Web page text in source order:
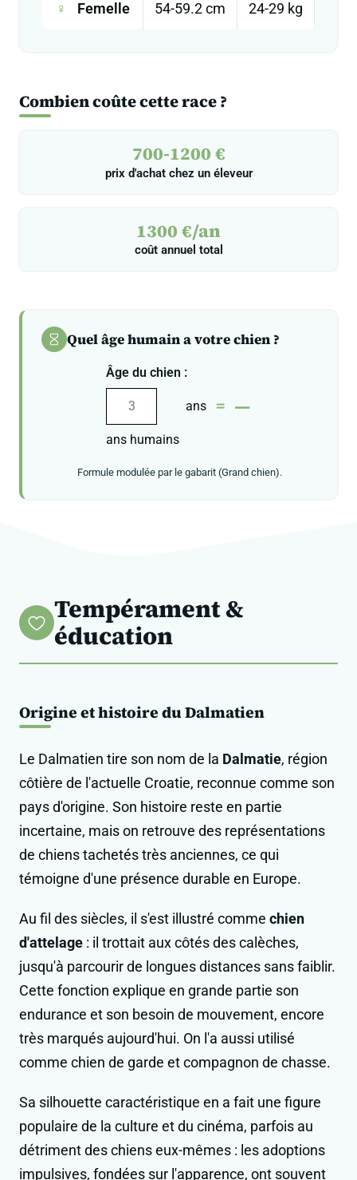
♀ Femelle 54-59.2 cm 24-29 kg
Combien coûte cette race ?
700-1200 €
prix d'achat chez un éleveur
1300 €/an
coût annuel total
Quel âge humain a votre chien ?
Âge du chien :
ans = —
ans humains
Formule modulée par le gabarit (Grand chien).
Tempérament &
éducation
Origine et histoire du Dalmatien
Le Dalmatien tire son nom de la Dalmatie, région
côtière de l'actuelle Croatie, reconnue comme son
pays d'origine. Son histoire reste en partie
incertaine, mais on retrouve des représentations
de chiens tachetés très anciennes, ce qui
témoigne d'une présence durable en Europe.
Au fil des siècles, il s'est illustré comme chien
d'attelage : il trottait aux côtés des calèches,
jusqu'à parcourir de longues distances sans faiblir.
Cette fonction explique en grande partie son
endurance et son besoin de mouvement, encore
très marqués aujourd'hui. On l'a aussi utilisé
comme chien de garde et compagnon de chasse.
Sa silhouette caractéristique en a fait une figure
populaire de la culture et du cinéma, parfois au
détriment des chiens eux-mêmes : les adoptions
impulsives, fondées sur l'apparence, ont souvent